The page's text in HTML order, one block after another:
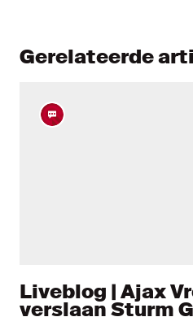
Gerelateerde
Liveblog | Ajax
verslaan Sturm